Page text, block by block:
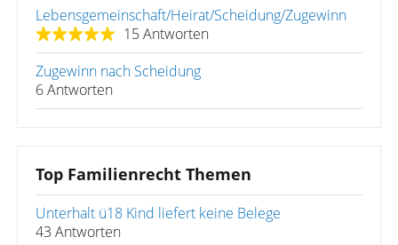
Lebensgemeinschaft/Heirat/Scheidung/Zugewinn
15 Antworten
Zugewinn nach Scheidung
6 Antworten
Top Familienrecht Themen
Unterhalt ü18 Kind liefert keine Belege
43 Antworten